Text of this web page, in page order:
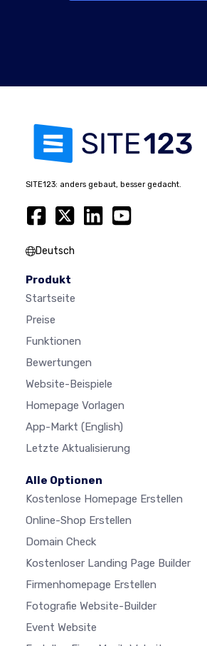
SITE123: anders gebaut, besser gedacht.
Deutsch
Produkt
Startseite
Preise
Funktionen
Bewertungen
Website-Beispiele
Homepage Vorlagen
App-Markt (English)
Letzte Aktualisierung
Alle Optionen
Kostenlose Homepage Erstellen
Online-Shop Erstellen
Domain Check
Kostenloser Landing Page Builder
Firmenhomepage Erstellen
Fotografie Website-Builder
Event Website